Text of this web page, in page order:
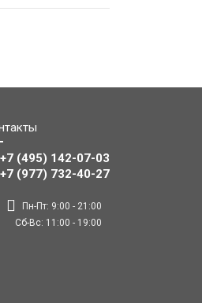
+7 (495) 142-07-03
‎‎+7 (977) 732-40-27
Пн-Пт: 9:00 - 21:00
Сб-Вс: 11:00 - 19:00